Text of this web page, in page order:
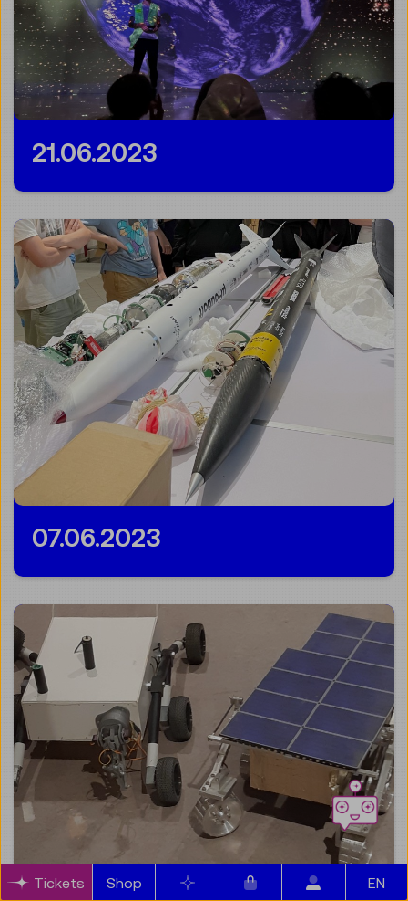
21.06.2023
07.06.2023
Tickets Shop Merkliste Artikel im Warenkorb
EN